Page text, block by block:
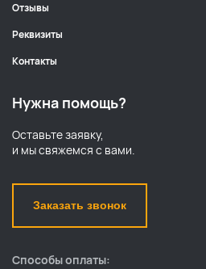
Нужна помощь?
Оставьте заявку,
и мы свяжемся с вами.
Заказать звонок
Отзывы
Реквизиты
Контакты
Способы оплаты: